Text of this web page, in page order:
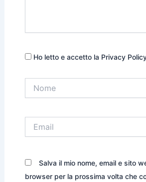
Ho letto e accetto la Privacy
Salva il mio nome, email e sito
browser per la prossima volta che